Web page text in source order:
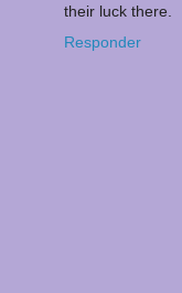
their luck there.
Responder